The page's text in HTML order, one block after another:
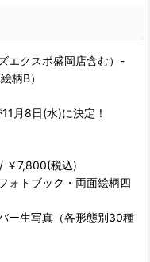
エクスポ盛岡店含む）-
柄B）
月8日(水)に決定！
￥7,800(税込)
ォトブック・両面絵柄四
ー生写真（各形態別30種